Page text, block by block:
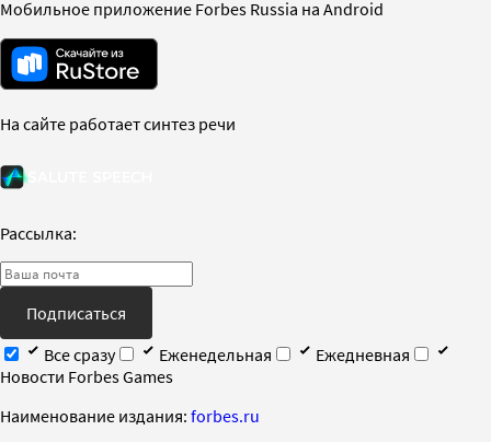
Мобильное приложение Forbes Russia на Android
На сайте работает синтез речи
Рассылка:
Подписаться
Все сразу
Еженедельная
Ежедневная
Новости Forbes Games
Наименование издания: forbes.ru